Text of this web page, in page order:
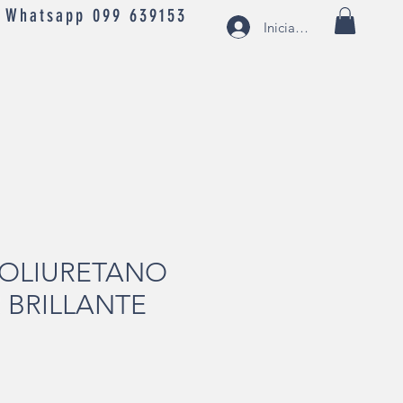
099 639153
Iniciar sesión
BRILLANTE